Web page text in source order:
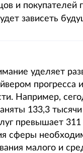
и покупателей
зависеть
уделяет
прогресса
Например,
133,3
превышает
сферы
малого и